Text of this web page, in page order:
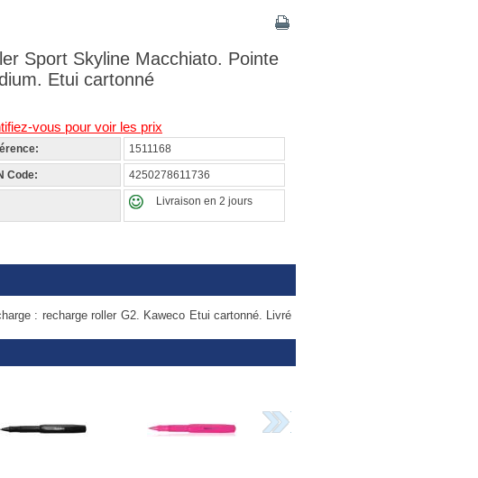
Sport Skyline Macchiato. Pointe
Etui cartonné
vous pour voir les prix
1511168
Code: 4250278611736
Livraison en 2 jours
: recharge roller G2. Kaweco Etui cartonné. Livré